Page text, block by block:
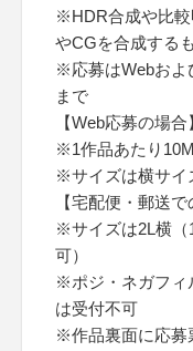
※HDR合成や比較
やCGを合成する
※応募はWebおよ
まで
【Web応募の場合
※1作品あたり
※サイズは横サイ
【宅配便・郵送で
※サイズは2L横（
可）
※ポジ・ネガフィ
は受付不可
※作品裏面に応募